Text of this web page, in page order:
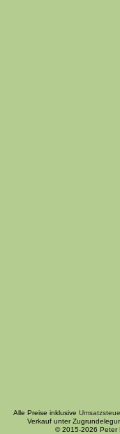
Alle Preise inklusive
Verkauf unter
© 2015-2026 Peter